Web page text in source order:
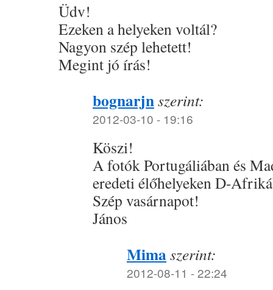
Üdv!
Ezeken a helyeken voltál?
Nagyon szép lehetett!
Megint jó írás!
bognarjnszerint:
2012-03-10 - 19:16
Köszi!
A fotók Portugáliában és
eredeti élőhelyeken D-
Szép vasárnapot!
János
Mimaszerint:
2012-08-11 - 22:24